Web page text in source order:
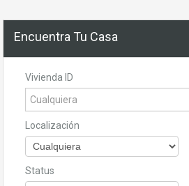
Encuentra Tu Casa
Vivienda ID
Localización
Status